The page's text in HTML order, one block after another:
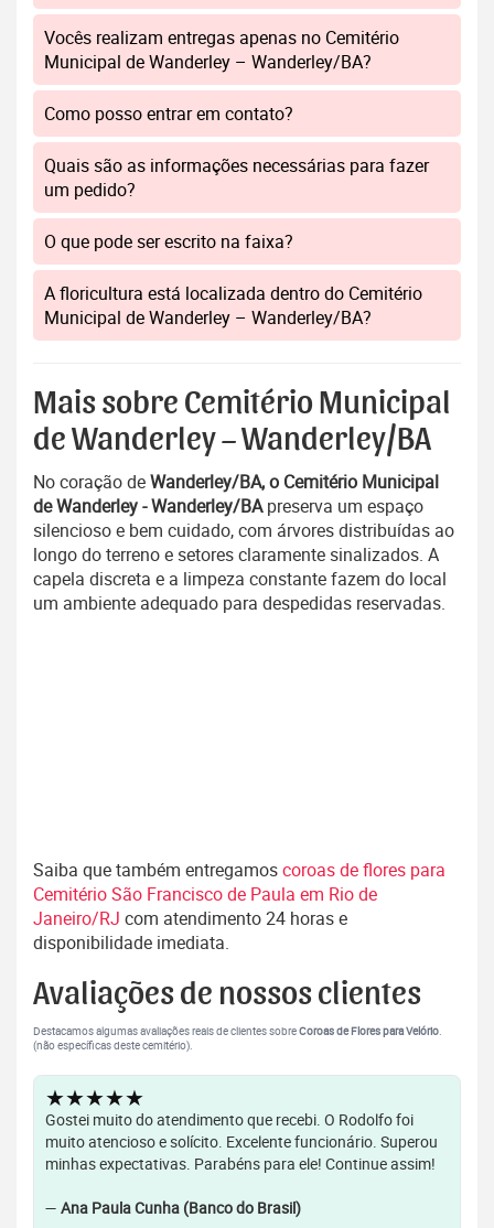
Vocês realizam entregas apenas no Cemitério
Municipal de Wanderley – Wanderley/BA?
Como posso entrar em contato?
Quais são as informações necessárias para fazer
um pedido?
O que pode ser escrito na faixa?
A floricultura está localizada dentro do Cemitério
Municipal de Wanderley – Wanderley/BA?
Mais sobre Cemitério Municipal
de Wanderley – Wanderley/BA
No coração deWanderley/BA, o Cemitério Municipal
de Wanderley - Wanderley/BApreserva um espaço
silencioso e bem cuidado, com árvores distribuídas ao
longo do terreno e setores claramente sinalizados. A
capela discreta e a limpeza constante fazem do local
um ambiente adequado para despedidas reservadas.
Saiba que também entregamoscoroas de flores para
Cemitério São Francisco de Paula em Rio de
Janeiro/RJ com atendimento 24 horas e
disponibilidade imediata.
Avaliações de nossos clientes
Destacamos algumas avaliações reais de clientes sobreCoroas de Flores para Velório.
(não específicas deste cemitério).
★★★★★
Gostei muito do atendimento que recebi. O Rodolfo foi
muito atencioso e solícito. Excelente funcionário. Superou
minhas expectativas. Parabéns para ele! Continue assim!
— Ana Paula Cunha (Banco do Brasil)